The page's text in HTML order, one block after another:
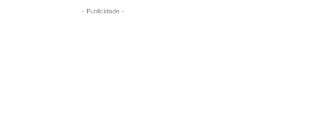
- Publicidade -